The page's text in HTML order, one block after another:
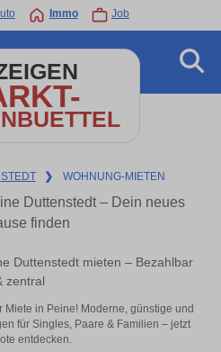
Immo Job
❯ WOHNUNG-MIETEN
Duttenstedt – Dein neues
finden
Duttenstedt mieten – Bezahlbar
zentral
Miete in Peine! Moderne, günstige und
für Singles, Paare & Familien – jetzt
entdecken.